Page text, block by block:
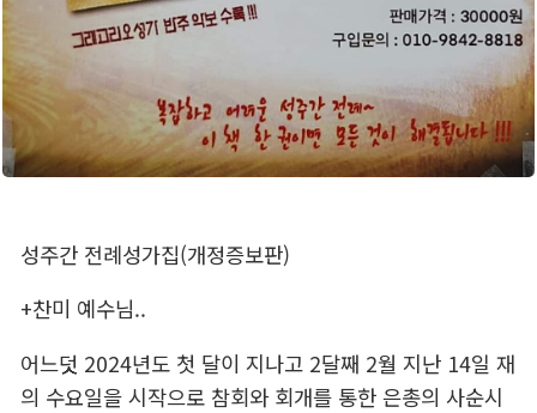
성주간 전례성가집(개정증보판)
+찬미 예수님..
어느덧 2024년도 첫 달이 지나고 2달째 2월 지난 14일 재
의 수요일을 시작으로 참회와 회개를 통한 은총의 사순시